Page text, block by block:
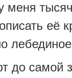
её
до самой